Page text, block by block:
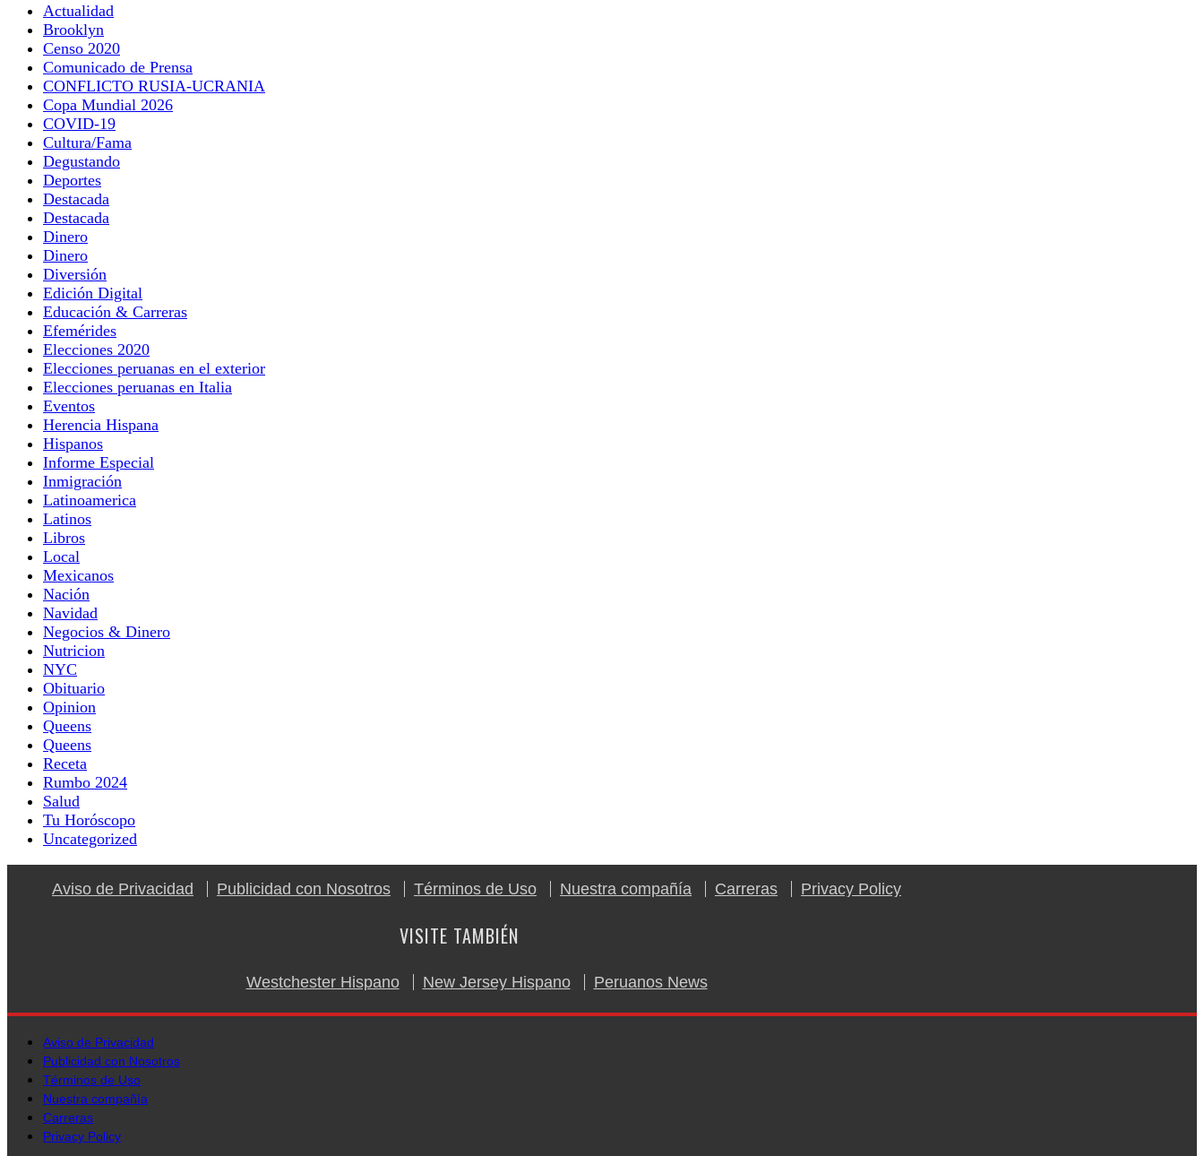
Actualidad
Brooklyn
Censo 2020
Comunicado de Prensa
CONFLICTO RUSIA-UCRANIA
Copa Mundial 2026
COVID-19
Cultura/Fama
Degustando
Deportes
Destacada
Destacada
Dinero
Dinero
Diversión
Edición Digital
Educación & Carreras
Efemérides
Elecciones 2020
Elecciones peruanas en el exterior
Elecciones peruanas en Italia
Eventos
Herencia Hispana
Hispanos
Informe Especial
Inmigración
Latinoamerica
Latinos
Libros
Local
Mexicanos
Nación
Navidad
Negocios & Dinero
Nutricion
NYC
Obituario
Opinion
Queens
Queens
Receta
Rumbo 2024
Salud
Tu Horóscopo
Uncategorized
Aviso de Privacidad Publicidad con Nosotros Términos de Uso Nuestra compañía Carreras Privacy Policy
VISITE TAMBIÉN
Westchester Hispano New Jersey Hispano Peruanos News
Aviso de Privacidad
Publicidad con Nosotros
Términos de Uso
Nuestra compañía
Carreras
Privacy Policy